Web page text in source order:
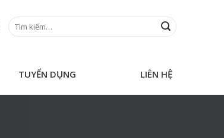
Tìm
TUYỂN DỤNG LIÊN HỆ